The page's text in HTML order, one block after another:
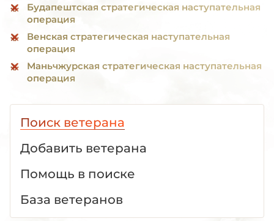
Будапештская стратегическая наступательная
операция
Венская стратегическая наступательная
операция
Маньчжурская стратегическая наступательная
операция
Поиск ветерана
Добавить ветерана
Помощь в поиске
База ветеранов